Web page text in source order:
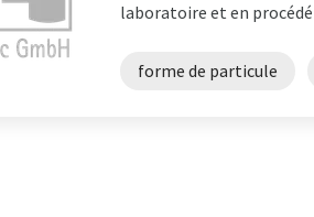
laboratoire et en procédé
forme de particule